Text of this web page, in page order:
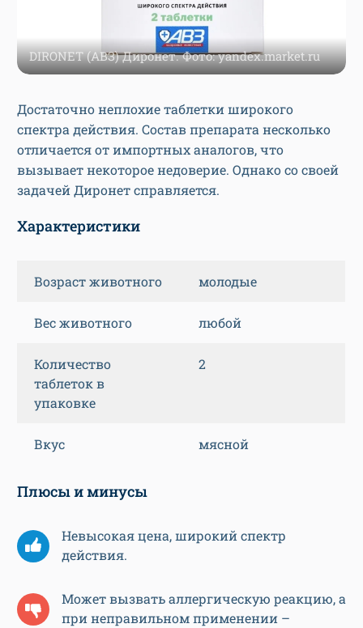
DIRONET (АВЗ) Диронет. Фото: yandex.market.ru
Достаточно неплохие таблетки широкого
спектра действия. Состав препарата несколько
отличается от импортных аналогов, что
вызывает некоторое недоверие. Однако со своей
задачей Диронет справляется.
Характеристики
Возраст животного молодые
Вес животного любой
Количество
таблеток в
упаковке
2
Вкус мясной
Плюсы и минусы
Невысокая цена, широкий спектр
действия.
Может вызвать аллергическую реакцию, а
при неправильном применении –